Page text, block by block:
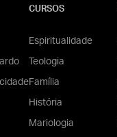
CURSOS
Espiritualidade
Teologia
Família
História
Mariologia